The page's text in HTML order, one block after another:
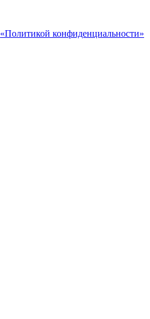
«Политикой конфиденциальности»